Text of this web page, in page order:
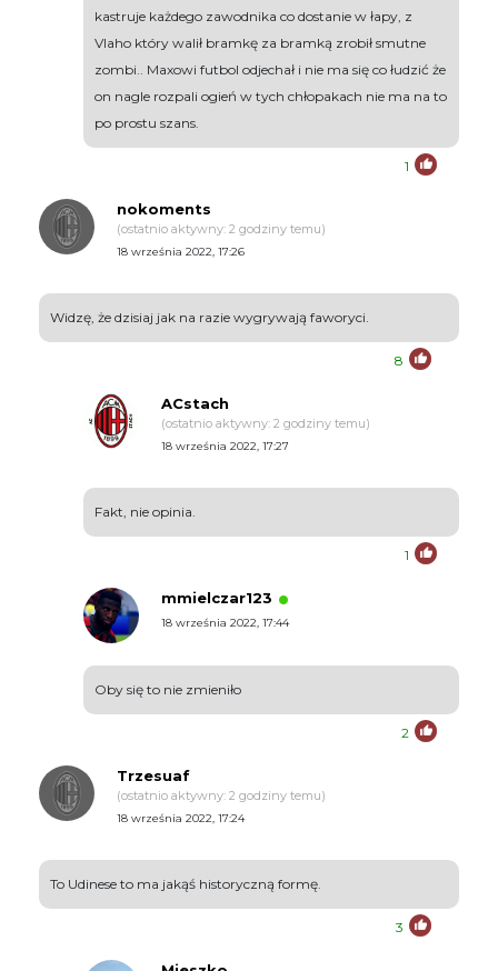
kastruje każdego zawodnika co dostanie w łapy, z
Vlaho który walił bramkę za bramką zrobił smutne
zombi.. Maxowi futbol odjechał i nie ma się co łudzić że
on nagle rozpali ogień w tych chłopakach nie ma na to
po prostu szans.
1
nokoments
(ostatnio aktywny: 2 godziny temu)
18 września 2022, 17:26
Widzę, że dzisiaj jak na razie wygrywają faworyci.
8
ACstach
(ostatnio aktywny: 2 godziny temu)
18 września 2022, 17:27
Fakt, nie opinia.
1
mmielczar123
18 września 2022, 17:44
Oby się to nie zmieniło
2
Trzesuaf
(ostatnio aktywny: 2 godziny temu)
18 września 2022, 17:24
To Udinese to ma jakąś historyczną formę.
3